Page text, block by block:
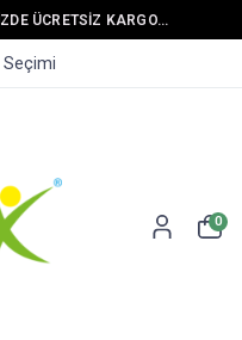
ÜCRETSİZ KARGO...
Seçimi
0